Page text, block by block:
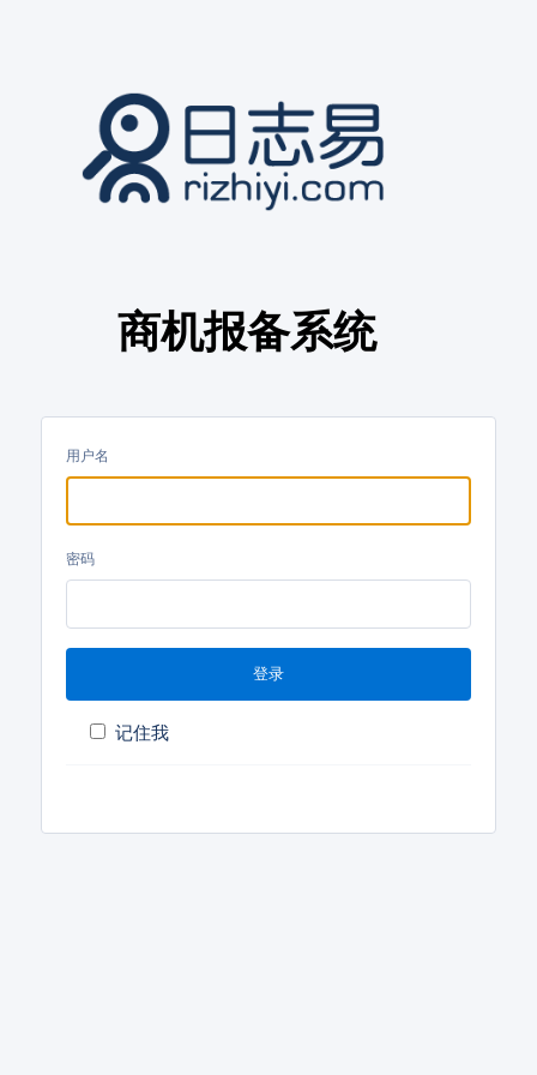
商机报备系统
用户名
密码
登录
记住我